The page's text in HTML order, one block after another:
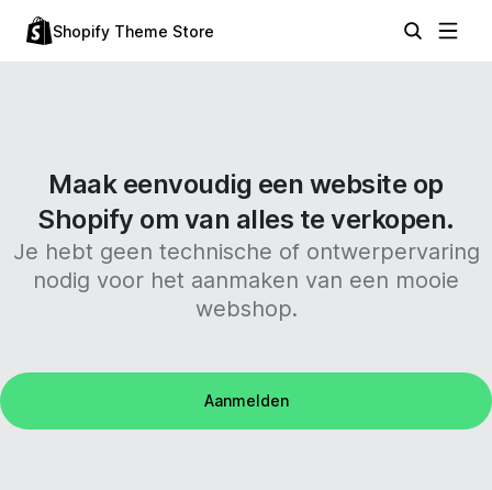
Shopify Theme Store
Maak eenvoudig een website op
Shopify om van alles te verkopen.
Je hebt geen technische of ontwerpervaring
nodig voor het aanmaken van een mooie
webshop.
Aanmelden